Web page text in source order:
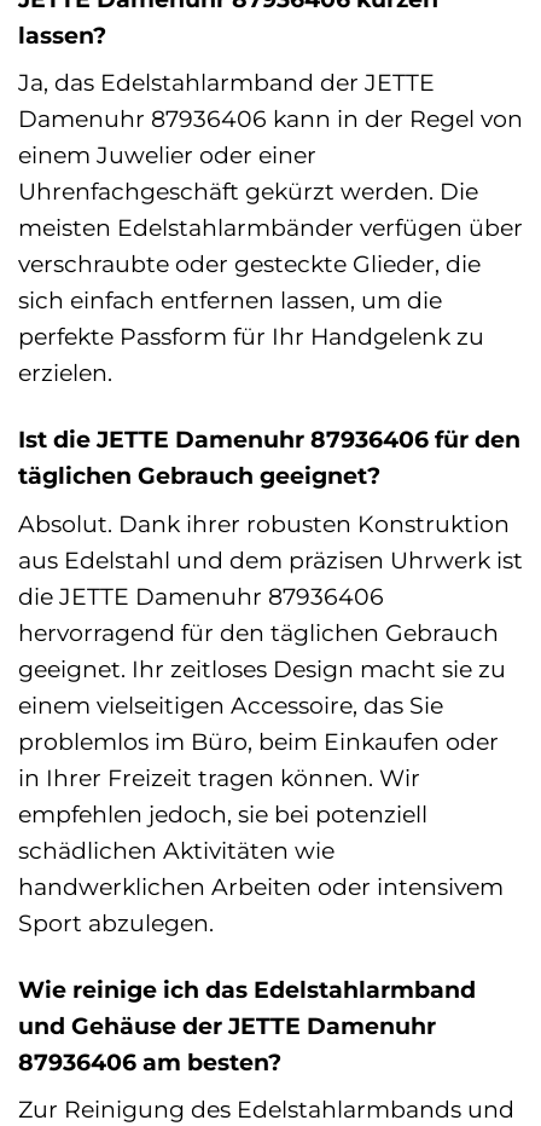
lassen?
Ja, das Edelstahlarmband der JETTE
Damenuhr 87936406 kann in der Regel von
einem Juwelier oder einer
Uhrenfachgeschäft gekürzt werden. Die
meisten Edelstahlarmbänder verfügen über
verschraubte oder gesteckte Glieder, die
sich einfach entfernen lassen, um die
perfekte Passform für Ihr Handgelenk zu
erzielen.
Ist die JETTE Damenuhr 87936406 für den
täglichen Gebrauch geeignet?
Absolut. Dank ihrer robusten Konstruktion
aus Edelstahl und dem präzisen Uhrwerk ist
die JETTE Damenuhr 87936406
hervorragend für den täglichen Gebrauch
geeignet. Ihr zeitloses Design macht sie zu
einem vielseitigen Accessoire, das Sie
problemlos im Büro, beim Einkaufen oder
in Ihrer Freizeit tragen können. Wir
empfehlen jedoch, sie bei potenziell
schädlichen Aktivitäten wie
handwerklichen Arbeiten oder intensivem
Sport abzulegen.
Wie reinige ich das Edelstahlarmband
und Gehäuse der JETTE Damenuhr
87936406 am besten?
Zur Reinigung des Edelstahlarmbands und